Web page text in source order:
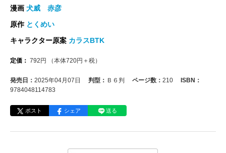
漫画 犬威 赤彦
原作 とくめい
キャラクター原案 カラスBTK
定価： 792 円 （本体720円＋税）
発売日： 2025年04月07日 判型： Ｂ６判 ページ数： 210
ISBN：
9784048114783
ポスト シェア 送る